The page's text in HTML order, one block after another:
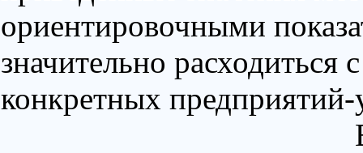
ориентировочными
значительно расходиться
конкретных предприятий-